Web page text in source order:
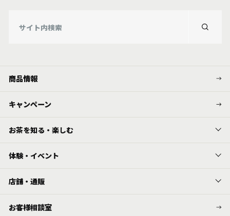
商品情報
キャンペーン
お茶を知る・楽しむ
体験・イベント
店舗・通販
お客様相談室